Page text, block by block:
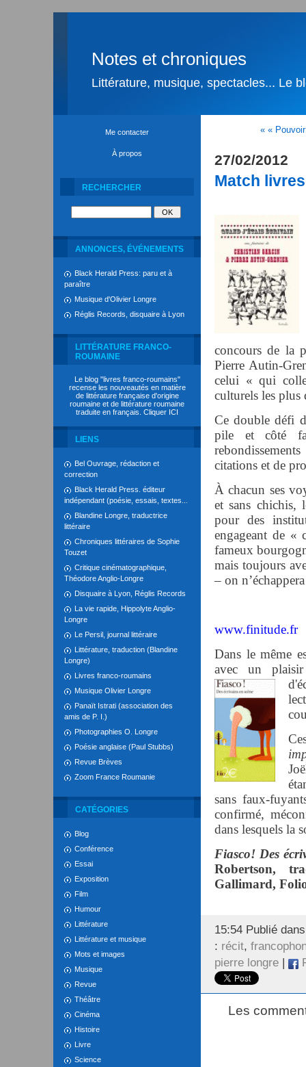
Notes et chroniques
Littérature, musique, spectacles... Le
Me contacter
À propos
RECHERCHER
ANNONCES, ÉVÉNEMENTS
Black Herald Press: paru et à
paraître
Musique d'Olivier Longre
Réglis Records, disquaire à Lyon
LITTÉRATURE FRANCO-
ROUMAINE
Le blog "livres franco-roumains"
recense les nouveautés en matière
de littérature française d'origine
roumaine et de littérature roumaine
traduite en français. Cliquer ICI
LIENS
Bel Ouvrage, rédaction et
correction
Black Herald Press. éditeur
indépendant (poésie, essais, textes...
Blandine Longre, traductrice
littéraire
Chroniques littéraires de Sophie
Touzet
Critique cinématographique,
Théodore Anglio-Longre
Disquaire à Lyon, Réglis Records
La vie rapide, Hippolyte Anglio-
Longre
Le Persil, journal littéraire
Littérature, traduction (Blandine
Longre)
Livres franco-roumains
Musique Olivier Longre
Panaït Istrati (association des
amis de P. I.)
Photographies O. Longre
Poésie anglaise (Paul Stubbs)
Revue Brèves
Zoom France Roumanie
CATÉGORIES
Blog
Conférence
Essai
Exposition
Film
Humour
Littérature
Littérature et musique
Mots et images
Musique
Revue
Théâtre
Cinéma
Histoire
Livre
Science
« «
27/02/2012
Match
concours de la
Pierre Autin-
celui « qui
culturels les plus
Ce double défi
pile et côté
citations et de
À chacun ses
et sans chichis,
pour des
engageant de «
fameux
mais toujours
– on
www.finitude.fr
Dans le même
avec un plaisir
sans faux-
confirmé,
dans lesquels la
Fiasco! Des
Robertson,
Gallimard,
15:54 Publié
: récit,
pierre longre |
Les